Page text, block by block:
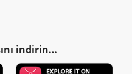
indirin…